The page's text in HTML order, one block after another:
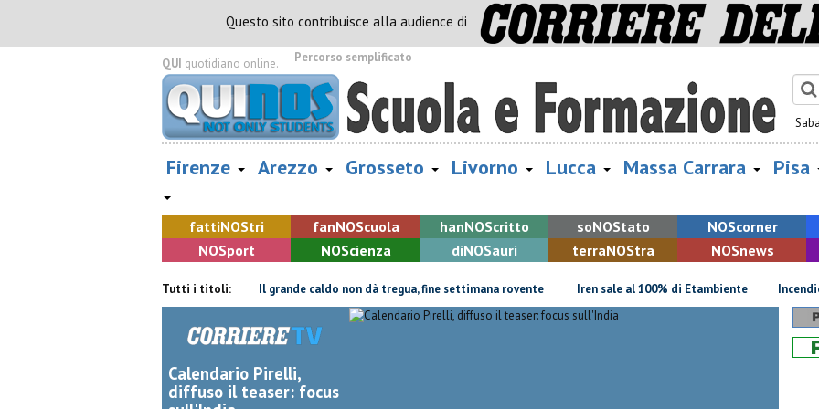
Questo sito contribuisce alla audience di
QUI quotidiano online. Percorso semplificato
Firenze Arezzo Grosseto Livorno Lucca Massa Carrara Pisa
fattiNOStri fanNOScuola hanNOScritto soNOStato NOScorner
NOSport NOScienza diNOSauri terraNOStra NOSnews
Tutti i titoli:
parte del tetto collassa Il grande caldo non dà tregua, fine settimana rovente Iren sale al 100% di Etambiente Incendio
Calendario Pirelli,
diffuso il teaser: focus